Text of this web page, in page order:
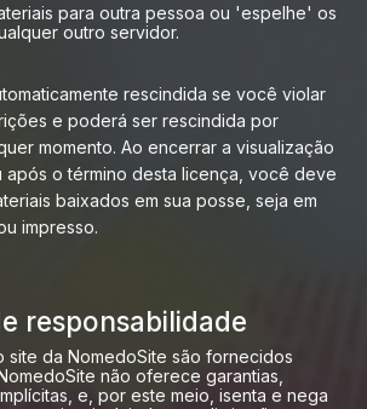
para outra pessoa ou 'espelhe' os
outro servidor.
rescindida se você violar
e poderá ser rescindida por
momento. Ao encerrar a visualização
após o término desta licença, você deve
baixados em sua posse, seja em
impresso.
responsabilidade
site da NomedoSite são fornecidos
não oferece garantias,
e, por este meio, isenta e nega